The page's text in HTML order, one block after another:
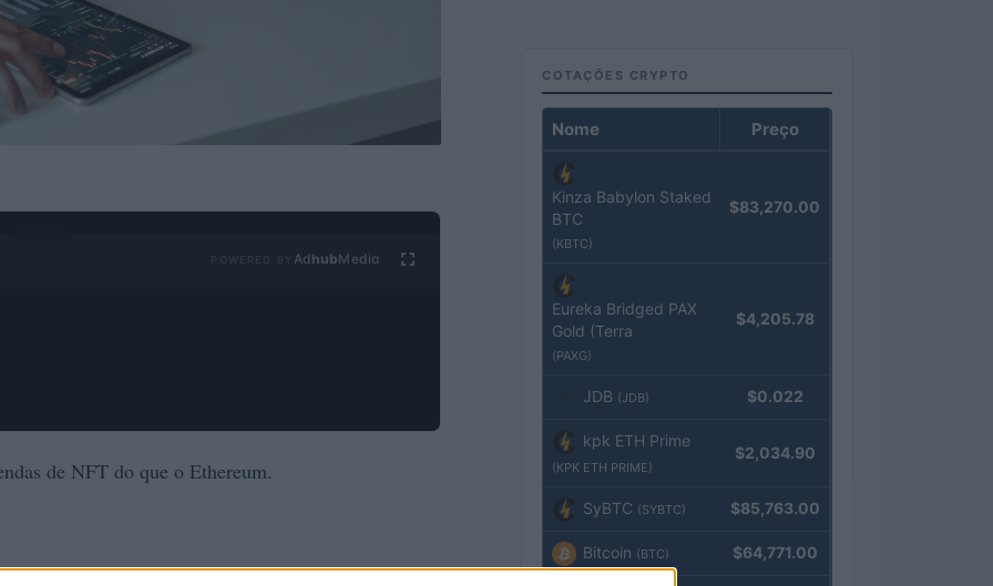
Ad hubMedia
de NFT do que o Ethereum.
COTAÇÕES CRYPTO
Nome Preço
Kinza Babylon Staked
BTC
(KBTC)
$83,270.00
Eureka Bridged PAX
Gold (Terra
(PAXG)
$4,205.78
JDB (JDB) $0.022
kpk ETH Prime
(KPK ETH PRIME)
$2,034.90
SyBTC (SYBTC) $85,763.00
Bitcoin (BTC) $64,771.00